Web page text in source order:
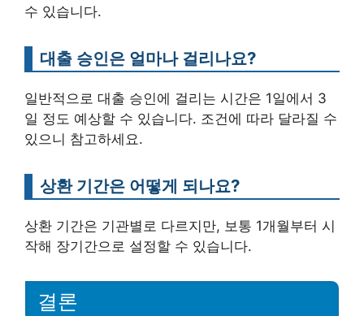
수 있습니다.
대출 승인은 얼마나 걸리나요?
일반적으로 대출 승인에 걸리는 시간은 1일에서 3
일 정도 예상할 수 있습니다. 조건에 따라 달라질 수
있으니 참고하세요.
상환 기간은 어떻게 되나요?
상환 기간은 기관별로 다르지만, 보통 1개월부터 시
작해 장기간으로 설정할 수 있습니다.
결론